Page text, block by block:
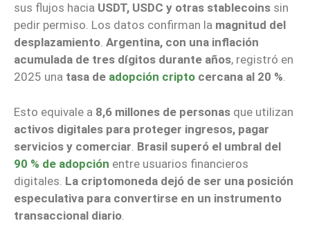
sus flujos hacia USDT, USDC y otras stablecoins sin
pedir permiso. Los datos confirman la magnitud del
desplazamiento. Argentina, con una inflación
acumulada de tres dígitos durante años, registró en
2025 una tasa de adopción cripto cercana al 20 %.
Esto equivale a 8,6 millones de personas que utilizan
activos digitales para proteger ingresos, pagar
servicios y comerciar Brasil superó el umbral del
90 % de adopción entre usuarios financieros
digitales. La criptomoneda dejó de ser una posición
especulativa para convertirse en un instrumento
transaccional diario